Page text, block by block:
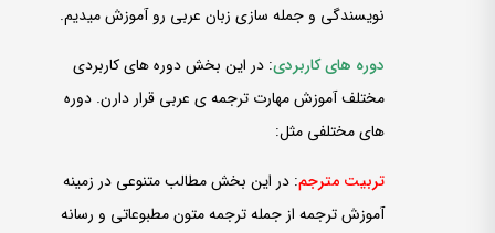
نویسندگی و جمله­ سازی زبان عربی رو آموزش می­دیم.
دوره­ های کاربردی: در این بخش دوره­ های کاربردی
مختلف آموزش مهارت ترجمه ی عربی قرار دارن. دوره
­های مختلفی مثل:
تربیت مترجم: در این بخش مطالب متنوعی در زمینه
آموزش ترجمه از جمله ترجمه متون مطبوعاتی و رسانه